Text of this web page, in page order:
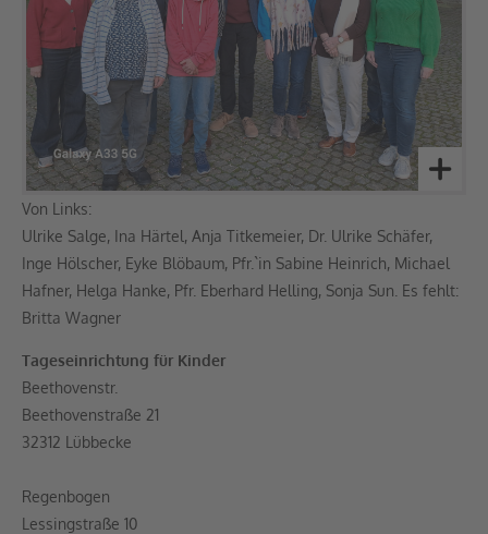
Von Links:
Ulrike Salge, Ina Härtel, Anja Titkemeier, Dr. Ulrike Schäfer,
Inge Hölscher, Eyke Blöbaum, Pfr.`in Sabine Heinrich, Michael
Hafner, Helga Hanke, Pfr. Eberhard Helling, Sonja Sun. Es fehlt:
Britta Wagner
Tageseinrichtung für Kinder
Beethovenstr.
Beethovenstraße 21
32312 Lübbecke
Regenbogen
Lessingstraße 10